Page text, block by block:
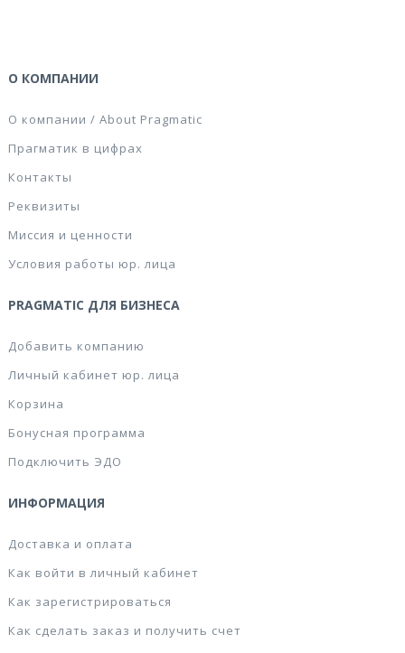
О КОМПАНИИ
О компании / About Pragmatic
Прагматик в цифрах
Контакты
Реквизиты
Миссия и ценности
Условия работы юр. лица
PRAGMATIC ДЛЯ БИЗНЕСА
Добавить компанию
Личный кабинет юр. лица
Корзина
Бонусная программа
Подключить ЭДО
ИНФОРМАЦИЯ
Доставка и оплата
Как войти в личный кабинет
Как зарегистрироваться
Как сделать заказ и получить счет